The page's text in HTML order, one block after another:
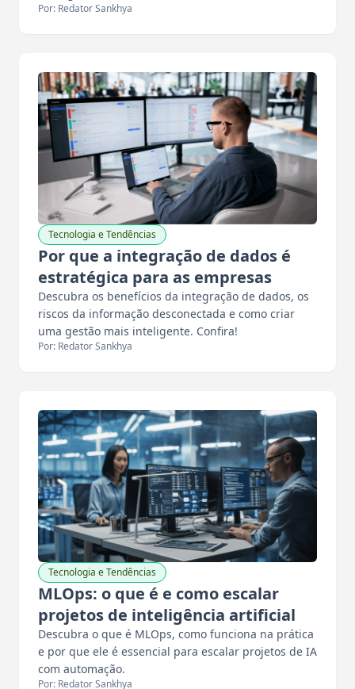
Por: Redator Sankhya
Tecnologia e Tendências
Por que a integração de dados é
estratégica para as empresas
Descubra os benefícios da integração de dados, os
riscos da informação desconectada e como criar
uma gestão mais inteligente. Confira!
Por: Redator Sankhya
Tecnologia e Tendências
MLOps: o que é e como escalar
projetos de inteligência artificial
Descubra o que é MLOps, como funciona na prática
e por que ele é essencial para escalar projetos de IA
com automação.
Por: Redator Sankhya